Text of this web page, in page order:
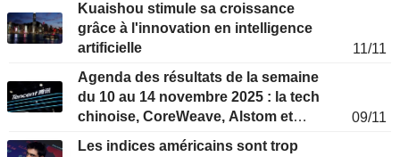
Kuaishou stimule sa croissance
grâce à l'innovation en intelligence
artificielle
11/11
Agenda des résultats de la semaine
du 10 au 14 novembre 2025 : la tech
chinoise, CoreWeave, Alstom et
Vallourec en approche
09/11
Les indices américains sont trop